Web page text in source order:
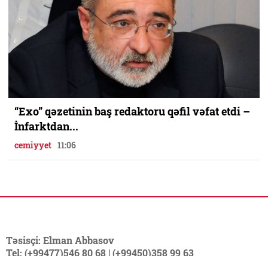
“Exo” qəzetinin baş redaktoru qəfil vəfat etdi –
İnfarktdan...
cemiyyet 11:06
Təsisçi: Elman Abbasov
Tel: (+99477)546 80 68 | (+99450)358 99 63